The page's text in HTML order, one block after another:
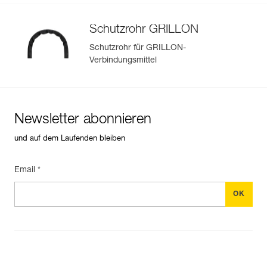
Schutzrohr GRILLON
Schutzrohr für GRILLON-
Verbindungsmittel
Newsletter abonnieren
und auf dem Laufenden bleiben
Email *